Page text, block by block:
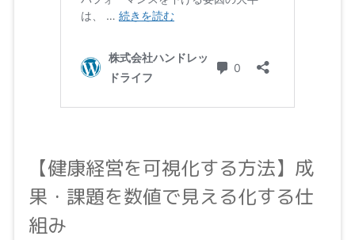
【健康経営を可視化する方法】成
果・課題を数値で見える化する仕
組み